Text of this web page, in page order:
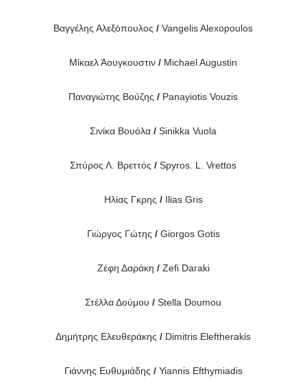
Βαγγέλης Αλεξόπουλος / Vangelis Alexopoulos
Μίκαελ Άουγκουστιν/ Michael Augustin
Παναγιώτης Βούζης/ Panayiotis Vouzis
Σινίκα Βουόλα /Sinikka Vuola
Σπύρος Λ. Βρεττός/Spyros. L. Vrettos
Ηλίας Γκρης / Ilias Gris
Γιώργος Γώτης / Giorgos Gotis
Ζέφη Δαράκη / Zefi Daraki
Στέλλα Δούμου/ Stella Doumou
Δημήτρης Ελευθεράκης/ Dimitris Eleftherakis
Γιάννης Ευθυμιάδης / Yiannis Efthymiadis